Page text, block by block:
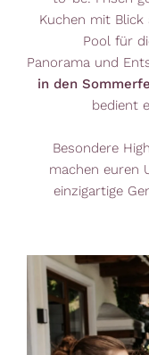
Kuchen mit Blick
Pool für
Panorama und
in den
bedient
Besondere
machen euren
einzigartige